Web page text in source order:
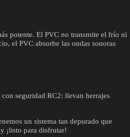
potente. El PVC no transmite el frío ni
el PVC absorbe las ondas sonoras
seguridad RC2: llevan herrajes
un sistema tan depurado que
¡listo para disfrutar!